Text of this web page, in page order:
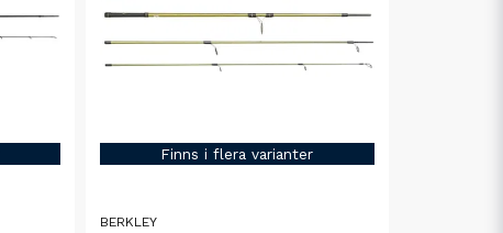
Finns i flera varianter
BERKLEY